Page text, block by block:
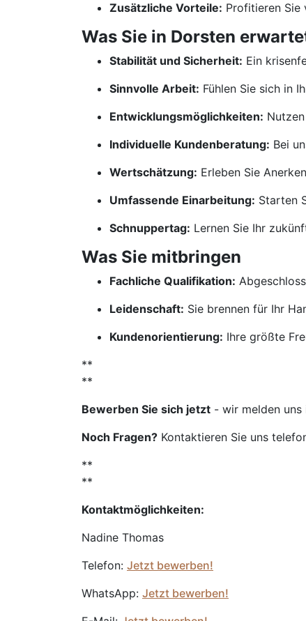
Zusätzliche Vorteile: Profitieren Sie
Was Sie in Dorsten
Stabilität und Sicherheit: Ein
Sinnvolle Arbeit: Fühlen Sie sich in
Entwicklungsmöglichkeiten:
Individuelle Kundenberatung: Bei
Wertschätzung: Erleben Sie
Umfassende Einarbeitung: Starten
Schnuppertag: Lernen Sie Ihr
Was Sie mitbringen
Fachliche Qualifikation:
Leidenschaft: Sie brennen für Ihr
Kundenorientierung: Ihre größte
**
**
Bewerben Sie sich jetzt - wir melden uns
Noch Fragen? Kontaktieren Sie uns
**
**
Kontaktmöglichkeiten:
Nadine Thomas
Telefon: Jetzt bewerben!
WhatsApp: Jetzt bewerben!